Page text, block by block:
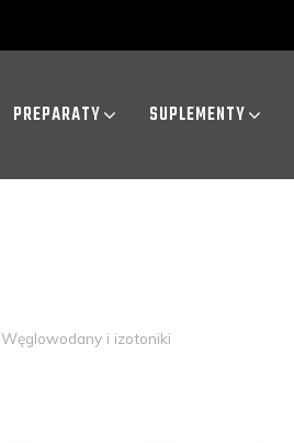
PREPARATY SUPLEMENTY
Węglowodany i izotoniki